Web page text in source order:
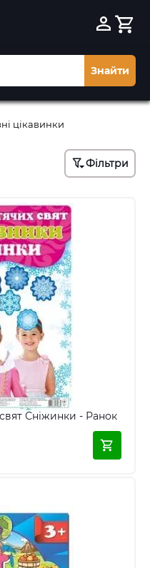
Знайти
цікавинки
Фільтри
Сніжинки - Ранок